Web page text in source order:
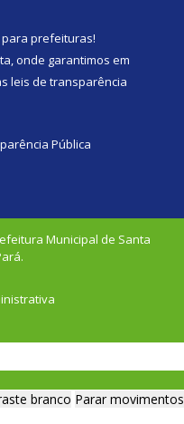
para prefeituras!
onde garantimos em
leis de transparência
Pública
Municipal de Santa
branco Parar movimentos